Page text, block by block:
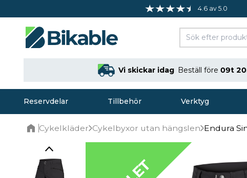
4.6 av 5.0
Vi skickar idag Beställ före 09t
Reservdelar Tillbehör Verktyg
Cykelkläder Cykelbyxor utan hängslen Endura